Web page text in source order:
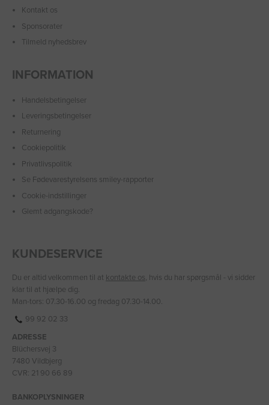
Kontakt os
Sponsorater
Tilmeld nyhedsbrev
INFORMATION
Handelsbetingelser
Leveringsbetingelser
Returnering
Cookiepolitik
Privatlivspolitik
Se Fødevarestyrelsens smiley-rapporter
Cookie-indstillinger
Glemt adgangskode?
KUNDESERVICE
Du er altid velkommen til at kontakte os, hvis du har spørgsmål - vi sidder
klar til at hjælpe dig.
Man-tors: 07.30-16.00 og fredag 07.30-14.00.
99 92 02 33
ADRESSE
Blüchersvej 3
7480 Vildbjerg
CVR: 21 90 66 89
BANKOPLYSNINGER